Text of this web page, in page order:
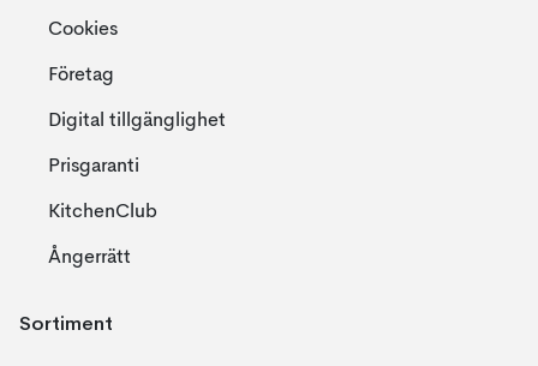
Cookies
Företag
Digital tillgänglighet
Prisgaranti
KitchenClub
Ångerrätt
Sortiment